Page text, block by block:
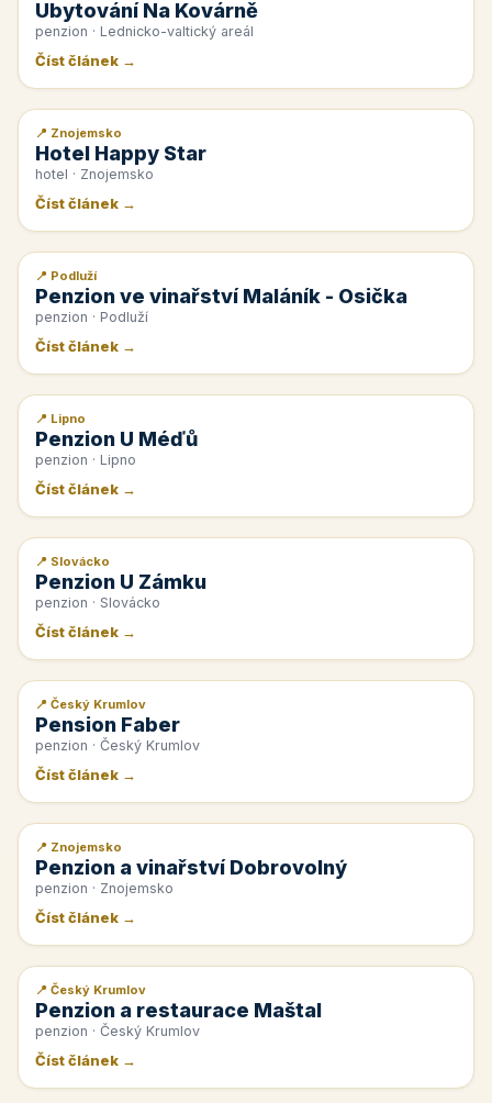
Ubytování Na Kovárně
penzion · Lednicko-valtický areál
Číst článek →
📰 PR článek
📍 Znojemsko
Hotel Happy Star
hotel · Znojemsko
Číst článek →
📰 PR článek
📍 Podluží
Penzion ve vinařství Maláník - Osička
penzion · Podluží
Číst článek →
📰 PR článek
📍 Lipno
Penzion U Méďů
penzion · Lipno
Číst článek →
📰 PR článek
📍 Slovácko
Penzion U Zámku
penzion · Slovácko
Číst článek →
📰 PR článek
📍 Český Krumlov
Pension Faber
penzion · Český Krumlov
Číst článek →
📰 PR článek
📍 Znojemsko
Penzion a vinařství Dobrovolný
penzion · Znojemsko
Číst článek →
📰 PR článek
📍 Český Krumlov
Penzion a restaurace Maštal
penzion · Český Krumlov
Číst článek →